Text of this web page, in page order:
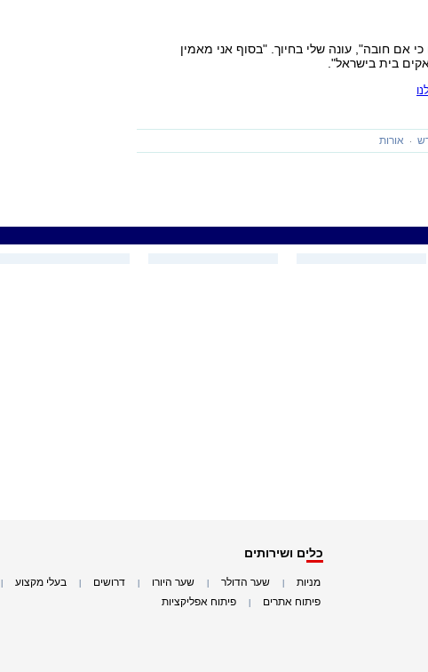
אם חובה", עונה שלי בחיוך. "בסוף אני מאמין
בית בישראל".
אורות
כלים ושירותים
מניות שער הדולר שער היורו דרושים בעלי מקצוע
פיתוח אתרים פיתוח אפליקציות